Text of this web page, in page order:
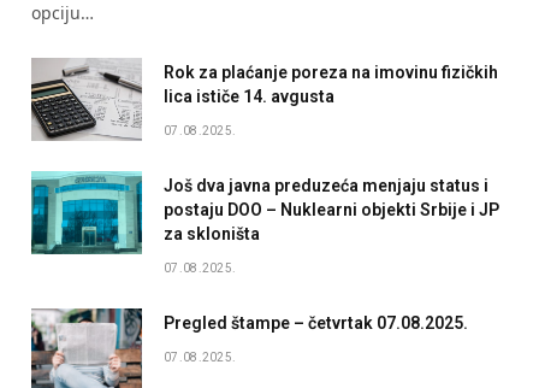
opciju…
Rok za plaćanje poreza na imovinu fizičkih
lica ističe 14. avgusta
07.08.2025.
Još dva javna preduzeća menjaju status i
postaju DOO – Nuklearni objekti Srbije i JP
za skloništa
07.08.2025.
Pregled štampe – četvrtak 07.08.2025.
07.08.2025.